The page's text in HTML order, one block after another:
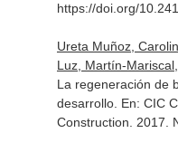
https://doi.org/
Ureta Muñoz,
Luz, Martín-
La regeneración de
desarrollo. En: CIC
Construction . 2017.